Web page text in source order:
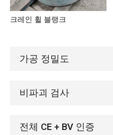
크레인 휠 블랭크
가공 정밀도
비파괴 검사
전체 CE + BV 인증